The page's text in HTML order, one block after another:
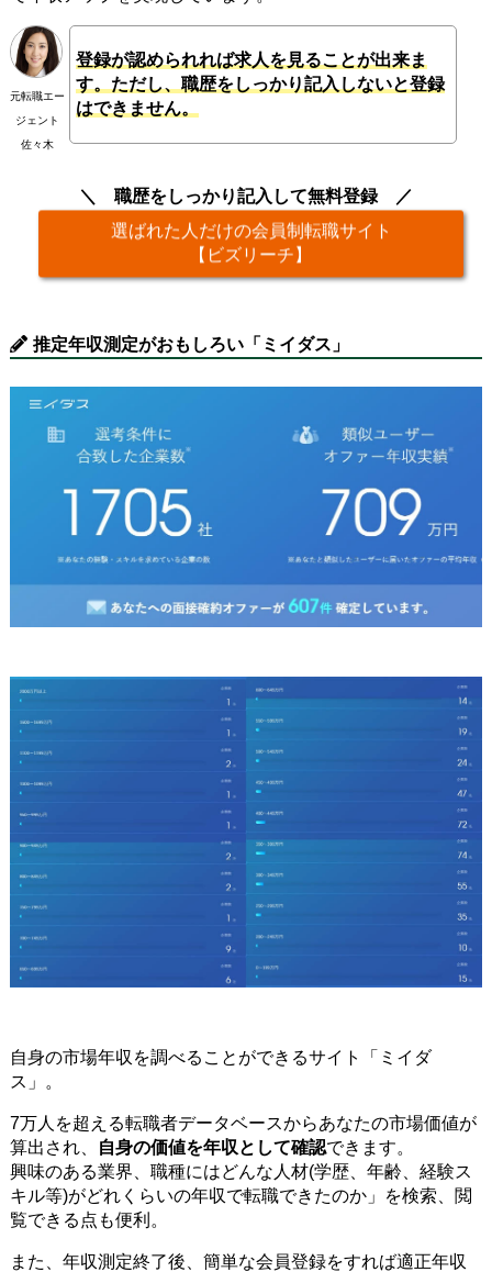
元転職エー
ジェント
佐々木
登録が認められれば求人を見ることが出来ま
す。ただし、職歴をしっかり記入しないと登録
はできません。
職歴をしっかり記入して無料登録
選ばれた人だけの会員制転職サイト
【ビズリーチ】
推定年収測定がおもしろい「ミイダス」
自身の市場年収を調べることができるサイト「ミイダ
ス」。
7万人を超える転職者データベースからあなたの市場価値が
算出され、
自身の価値を年収として確認できます。
興味のある業界、職種にはどんな人材(学歴、年齢、経験ス
キル等)がどれくらいの年収で転職できたのか」を検索、閲
覧できる点も便利。
また、年収測定終了後、簡単な会員登録をすれば適正年収